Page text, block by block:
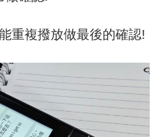
重複撥放做最後的確認!